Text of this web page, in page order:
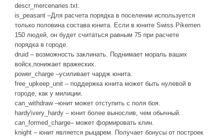
descr_mercenaries.txt.
is_peasant –Для расчета порядка в поселении используется
только половина состава юнита. Если в юните Swiss Pikemen
150 людей, он будет считаться равным 75 при расчете
порядка в городе.
druid – возможность заклинать. Поднимает мораль ваших
войск,понижает вражеских.
power_charge –усиливает чардж юнита.
free_upkeep_unit – поддержка юнита может быть нулевой в
городе, как у милиции.
can_withdraw –юнит может отступить с поля боя.
hardy\very_hardy – юнит более вынослив, чем обычный.
can_formed_charge– может формировать клин.
knight – юнит является рыцарем. Получает бонусы от построек